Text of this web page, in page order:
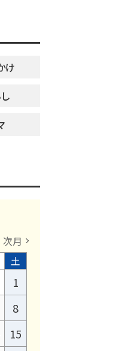
け
次月
土
1
8
15